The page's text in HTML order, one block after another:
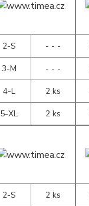
2-S
- - -
3-M
- - -
4-L
2 ks
5-XL
2 ks
2-S
2 ks